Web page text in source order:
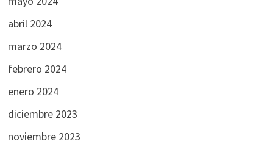
abril 2024
marzo 2024
febrero 2024
enero 2024
diciembre 2023
noviembre 2023